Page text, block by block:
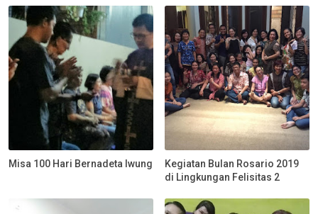
Misa 100 Hari Bernadeta Iwung
Kegiatan Bulan Rosario 2019
di Lingkungan Felisitas 2